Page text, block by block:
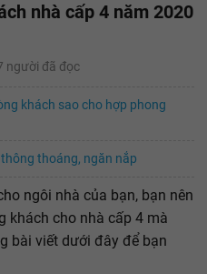
nhà cấp 4 năm 2020
người đã đọc
khách sao cho hợp phong
thoáng, ngăn nắp
ngôi nhà của bạn, bạn nên
khách cho nhà cấp 4 mà
bài viết dưới đây để bạn